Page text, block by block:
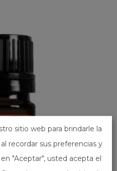
sitio web para brindarle la
recordar sus preferencias y
"Aceptar", usted acepta el